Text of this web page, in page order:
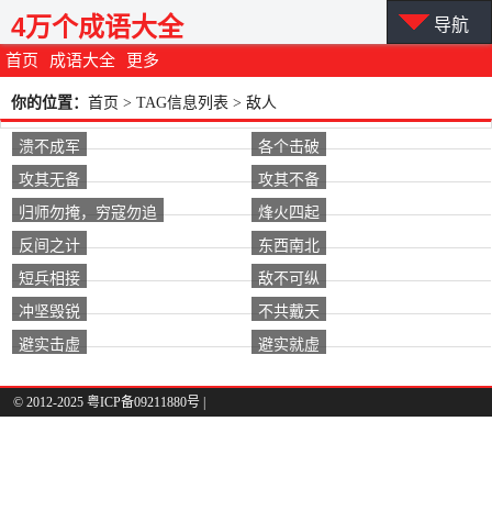
首页 成语大全 更多
4万个成语大全 导航
你的位置： 首页 > TAG信息列表 > 敌人
溃不成军
各个击破
攻其无备
攻其不备
归师勿掩，穷寇勿追
烽火四起
反间之计
东西南北
短兵相接
敌不可纵
冲坚毁锐
不共戴天
避实击虚
避实就虚
© 2012-2025 粤ICP备09211880号 |